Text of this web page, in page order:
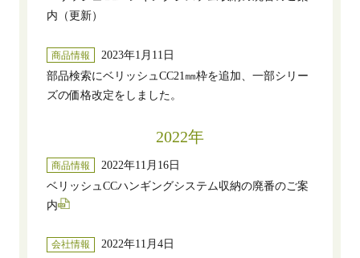
内（更新）
商品情報
2023年1月11日
部品検索にベリッシュCC21㎜枠を追加、一部シリー
ズの価格改定をしました。
2022年
商品情報
2022年11月16日
ベリッシュCCハンギングシステム収納の廃番のご案
内
会社情報 2022年11月4日